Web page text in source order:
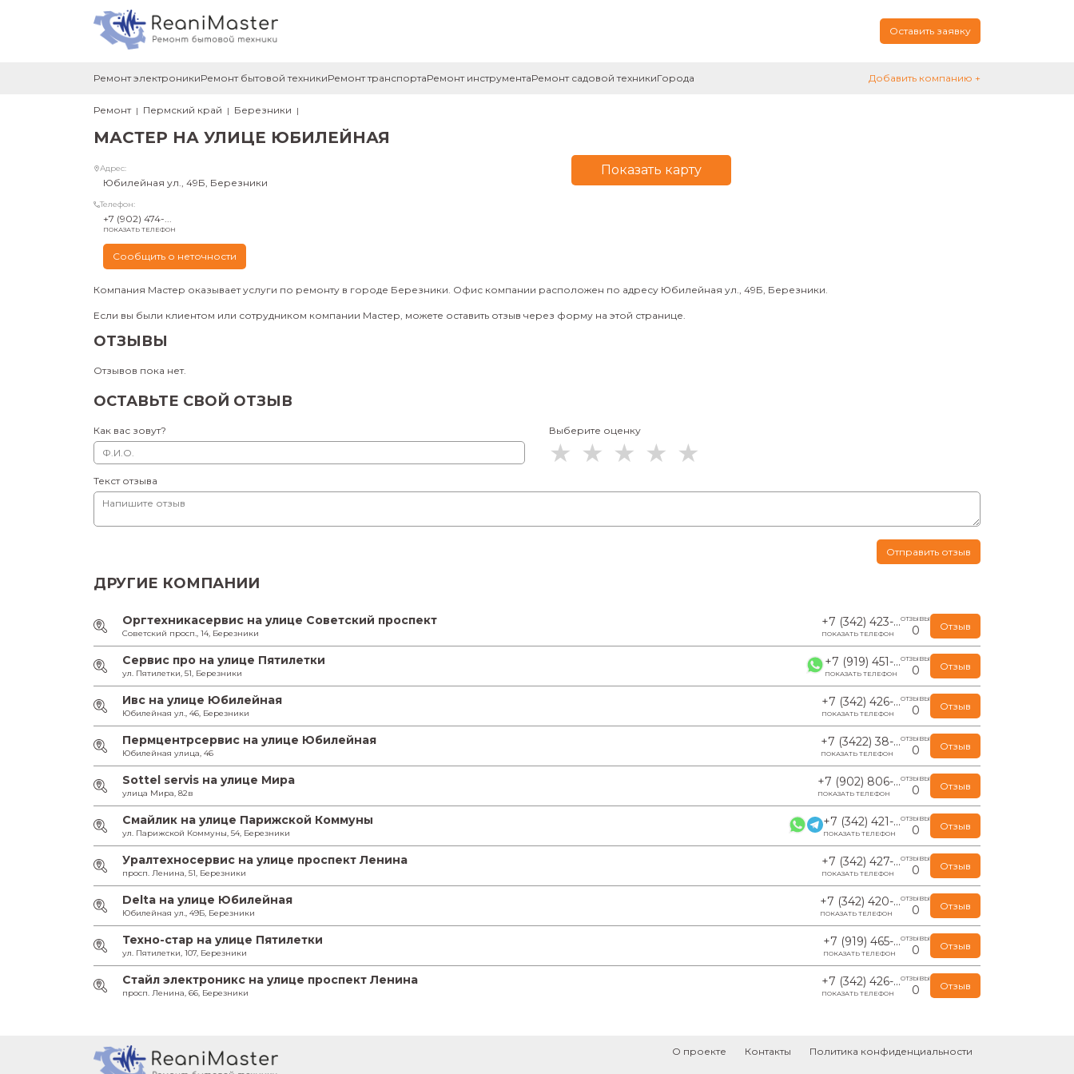
Оставить заявку
Ремонт электроникиРемонт бытовой техникиРемонт транспортаРемонт инструментаРемонт садовой техникиГорода Добавить компанию +
Ремонт Пермский край Березники
МАСТЕР НА УЛИЦЕ ЮБИЛЕЙНАЯ
Адрес:
Юбилейная ул., 49Б, Березники
Телефон:
+7 (902) 474-...
ПОКАЗАТЬ ТЕЛЕФОН
Сообщить о неточности
Показать карту
Компания Мастер оказывает услуги по ремонту в городе Березники. Офис компании расположен по адресу Юбилейная ул., 49Б, Березники.
Если вы были клиентом или сотрудником компании Мастер, можете оставить отзыв через форму на этой странице.
ОТЗЫВЫ
Отзывов пока нет.
ОСТАВЬТЕ СВОЙ ОТЗЫВ
Как вас зовут? Выберите оценку
Текст отзыва
Отправить отзыв
ДРУГИЕ КОМПАНИИ
Оргтехникасервис на улице Советский проспект
Советский просп., 14, Березники
+7 (342) 423-...
ПОКАЗАТЬ ТЕЛЕФОН
ОТЗЫВЫ
0 Отзыв
Сервис про на улице Пятилетки
ул. Пятилетки, 51, Березники
+7 (919) 451-...
ПОКАЗАТЬ ТЕЛЕФОН
ОТЗЫВЫ
0 Отзыв
Ивс на улице Юбилейная
Юбилейная ул., 46, Березники
+7 (342) 426-...
ПОКАЗАТЬ ТЕЛЕФОН
ОТЗЫВЫ
0 Отзыв
Пермцентрсервис на улице Юбилейная
Юбилейная улица, 46
+7 (3422) 38-...
ПОКАЗАТЬ ТЕЛЕФОН
ОТЗЫВЫ
0 Отзыв
Sottel servis на улице Мира
улица Мира, 82в
+7 (902) 806-...
ПОКАЗАТЬ ТЕЛЕФОН
ОТЗЫВЫ
0 Отзыв
Смайлик на улице Парижской Коммуны
ул. Парижской Коммуны, 54, Березники
+7 (342) 421-...
ПОКАЗАТЬ ТЕЛЕФОН
ОТЗЫВЫ
0 Отзыв
Уралтехносервис на улице проспект Ленина
просп. Ленина, 51, Березники
+7 (342) 427-...
ПОКАЗАТЬ ТЕЛЕФОН
ОТЗЫВЫ
0 Отзыв
Delta на улице Юбилейная
Юбилейная ул., 49Б, Березники
+7 (342) 420-...
ПОКАЗАТЬ ТЕЛЕФОН
ОТЗЫВЫ
0 Отзыв
Техно-стар на улице Пятилетки
ул. Пятилетки, 107, Березники
+7 (919) 465-...
ПОКАЗАТЬ ТЕЛЕФОН
ОТЗЫВЫ
0 Отзыв
Стайл электроникс на улице проспект Ленина
просп. Ленина, 66, Березники
+7 (342) 426-...
ПОКАЗАТЬ ТЕЛЕФОН
ОТЗЫВЫ
0 Отзыв
О проекте Контакты Политика конфиденциальности